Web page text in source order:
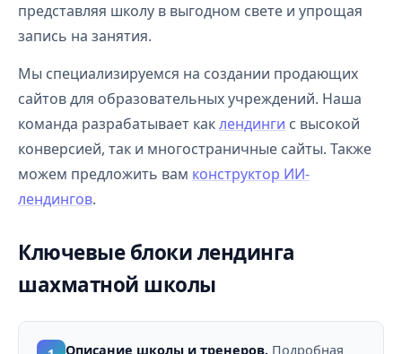
представляя школу в выгодном свете и упрощая
запись на занятия.
Мы специализируемся на создании продающих
сайтов для образовательных учреждений. Наша
команда разрабатывает каклендинги с высокой
конверсией, так и многостраничные сайты. Также
можем предложить вам конструктор ИИ-
лендингов.
Ключевые блоки лендинга
шахматной школы
Описание школы и тренеров. Подробная